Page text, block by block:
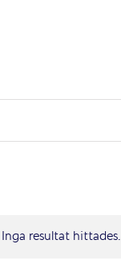
Notis
Inga resultat hittades.